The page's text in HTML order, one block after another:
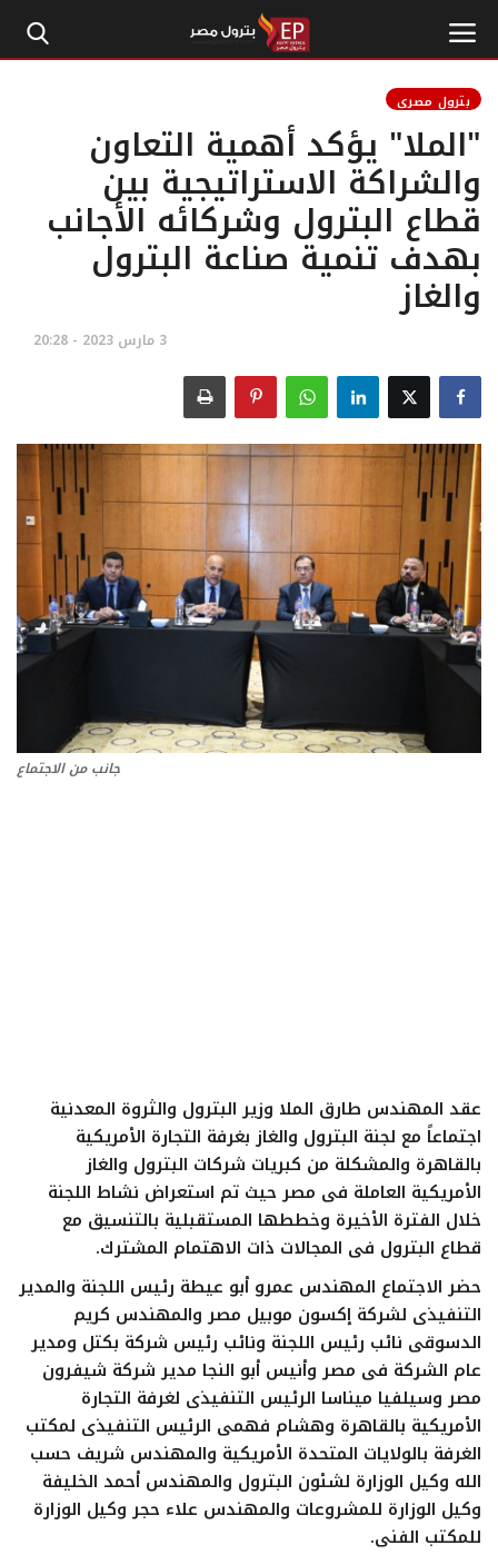
الرئيسية
إتصل بنا
بترول
أخبار مصر
اقتصاد وأموال
طاقة
غاز
تعدين
اتصالات وتكنولوجيا
شركات
فيديو وتوك شو
بترول مصري
"الملا" يؤكد أهمية التعاون
والشراكة الاستراتيجية بين
قطاع البترول وشركائه الأجانب
بهدف تنمية صناعة البترول
والغاز
3 مارس 2023 - 20:28
جانب من الاجتماع
عقد المهندس طارق الملا وزير البترول والثروة المعدنية
اجتماعاً مع لجنة البترول والغاز بغرفة التجارة الأمريكية
بالقاهرة والمشكلة من كبريات شركات البترول والغاز
الأمريكية العاملة فى مصر حيث تم استعراض نشاط اللجنة
خلال الفترة الأخيرة وخططها المستقبلية بالتنسيق مع
قطاع البترول فى المجالات ذات الاهتمام المشترك.
حضر الاجتماع المهندس عمرو أبو عيطة رئيس اللجنة والمدير
التنفيذى لشركة إكسون موبيل مصر والمهندس كريم
الدسوقى نائب رئيس اللجنة ونائب رئيس شركة بكتل ومدير
عام الشركة فى مصر وأنيس أبو النجا مدير شركة شيفرون
مصر وسيلفيا ميناسا الرئيس التنفيذى لغرفة التجارة
الأمريكية بالقاهرة وهشام فهمى الرئيس التنفيذى لمكتب
الغرفة بالولايات المتحدة الأمريكية والمهندس شريف حسب
الله وكيل الوزارة لشئون البترول والمهندس أحمد الخليفة
وكيل الوزارة للمشروعات والمهندس علاء حجر وكيل الوزارة
للمكتب الفنى.